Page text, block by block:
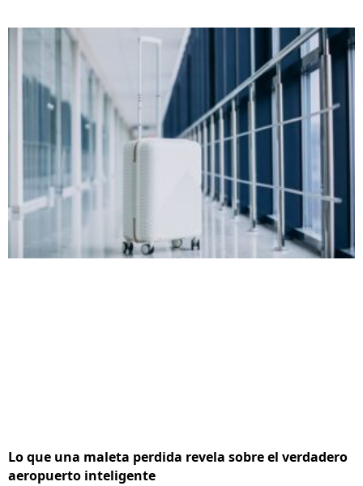
Lo que una maleta perdida revela sobre el verdadero
aeropuerto inteligente